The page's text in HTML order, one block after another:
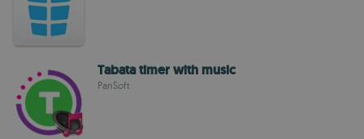
Tabata timer with music
PanSoft